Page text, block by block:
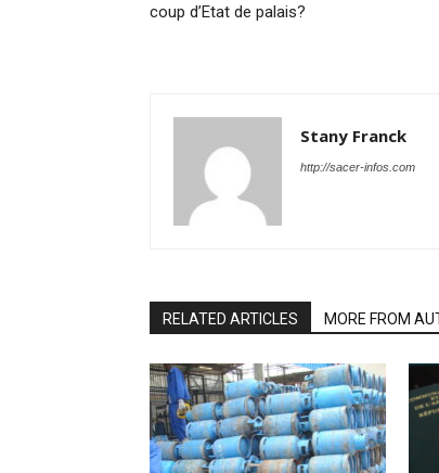
coup d’Etat de palais?
Stany Franck
http://sacer-infos.com
RELATED ARTICLES MORE FROM